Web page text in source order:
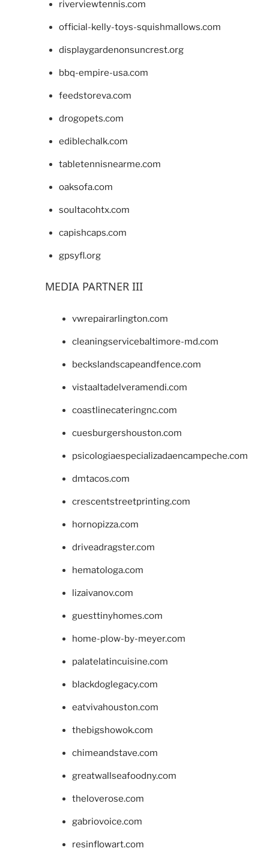
riverviewtennis.com
official-kelly-toys-squishmallows.com
displaygardenonsuncrest.org
bbq-empire-usa.com
feedstoreva.com
drogopets.com
ediblechalk.com
tabletennisnearme.com
oaksofa.com
soultacohtx.com
capishcaps.com
gpsyfl.org
MEDIA PARTNER III
vwrepairarlington.com
cleaningservicebaltimore-md.com
beckslandscapeandfence.com
vistaaltadelveramendi.com
coastlinecateringnc.com
cuesburgershouston.com
psicologiaespecializadaencampeche.com
dmtacos.com
crescentstreetprinting.com
hornopizza.com
driveadragster.com
hematologa.com
lizaivanov.com
guesttinyhomes.com
home-plow-by-meyer.com
palatelatincuisine.com
blackdoglegacy.com
eatvivahouston.com
thebigshowok.com
chimeandstave.com
greatwallseafoodny.com
theloverose.com
gabriovoice.com
resinflowart.com